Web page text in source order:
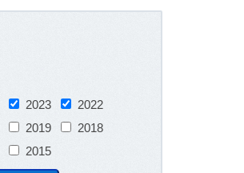
2023
2022
2019
2018
2015